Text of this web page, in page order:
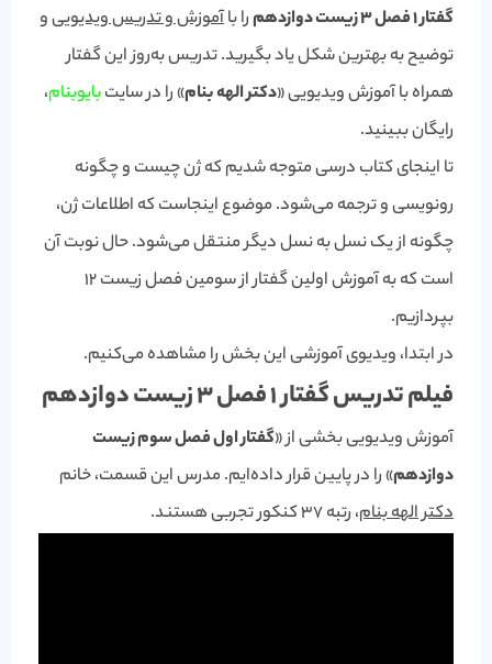
گفتار 1 فصل 3 زیست دوازدهم را باآموزش و تدریس ویدیوییو
توضیح به بهترین شکل یاد بگیرید. تدریس به‌روز این گفتار
همراه با آموزش ویدیویی «دکتر الهه بنام» را در سایتبایوبنام،
رایگان ببینید.
تا اینجای کتاب درسی متوجه شدیم که ژن چیست و چگونه
رونویسی و ترجمه می‌شود. موضوع اینجاست که اطلاعات ژن،
چگونه از یک نسل به نسل دیگر منتقل می‌شود. حال نوبت آن
است که به آموزش اولین گفتار از سومین فصل زیست 12
بپردازیم.
در ابتدا، ویدیوی آموزشی این بخش را مشاهده می‌کنیم.
فیلم تدریس گفتار 1 فصل 3 زیست دوازدهم
آموزش ویدیویی بخشی از «گفتار اول فصل سوم زیست
دوازدهم» را در پایین قرار داده‌ایم. مدرس این قسمت، خانم
دکتر الهه بنام، رتبه 37 کنکور تجربی هستند.